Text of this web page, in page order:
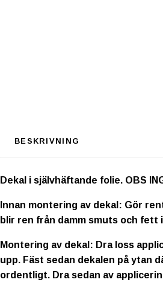
BESKRIVNING
Dekal i självhäftande folie. OBS
Innan montering av dekal: Gör
blir ren från damm smuts och
Montering av dekal: Dra loss
upp. Fäst sedan dekalen på ytan
ordentligt. Dra sedan av